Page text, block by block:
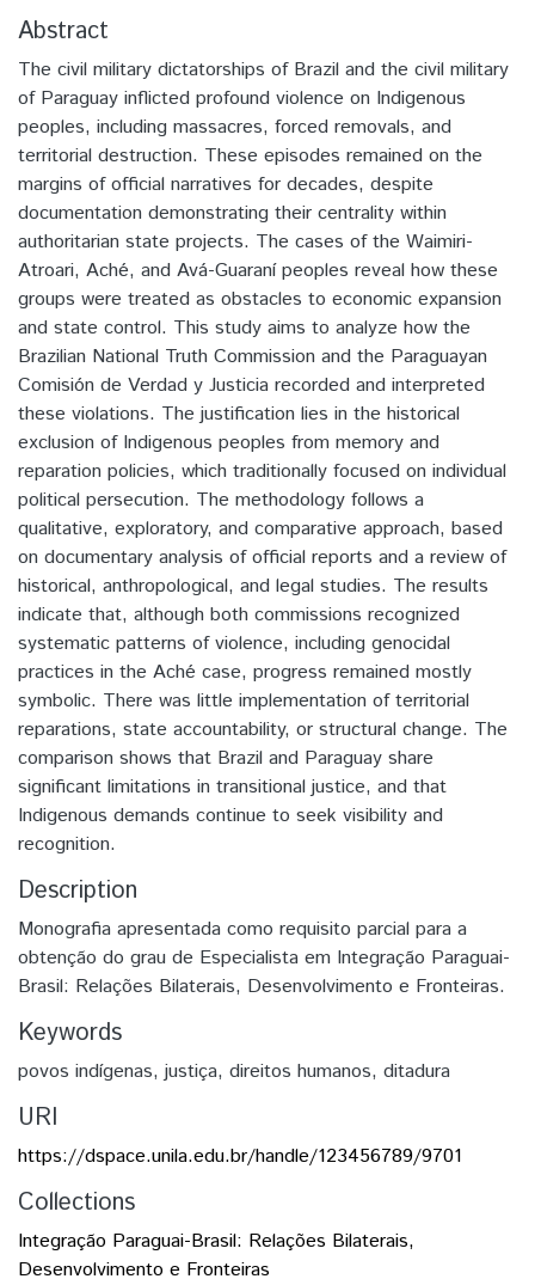
Abstract
The civil military dictatorships of Brazil and the civil military
of Paraguay inflicted profound violence on Indigenous
peoples, including massacres, forced removals, and
territorial destruction. These episodes remained on the
margins of official narratives for decades, despite
documentation demonstrating their centrality within
authoritarian state projects. The cases of the Waimiri-
Atroari, Aché, and Avá-Guaraní peoples reveal how these
groups were treated as obstacles to economic expansion
and state control. This study aims to analyze how the
Brazilian National Truth Commission and the Paraguayan
Comisión de Verdad y Justicia recorded and interpreted
these violations. The justification lies in the historical
exclusion of Indigenous peoples from memory and
reparation policies, which traditionally focused on individual
political persecution. The methodology follows a
qualitative, exploratory, and comparative approach, based
on documentary analysis of official reports and a review of
historical, anthropological, and legal studies. The results
indicate that, although both commissions recognized
systematic patterns of violence, including genocidal
practices in the Aché case, progress remained mostly
symbolic. There was little implementation of territorial
reparations, state accountability, or structural change. The
comparison shows that Brazil and Paraguay share
significant limitations in transitional justice, and that
Indigenous demands continue to seek visibility and
recognition.
Description
Monografia apresentada como requisito parcial para a
obtenção do grau de Especialista em Integração Paraguai-
Brasil: Relações Bilaterais, Desenvolvimento e Fronteiras.
Keywords
povos indígenas, justiça, direitos humanos, ditadura
URI
https://dspace.unila.edu.br/handle/123456789/9701
Collections
Integração Paraguai-Brasil: Relações Bilaterais,
Desenvolvimento e Fronteiras